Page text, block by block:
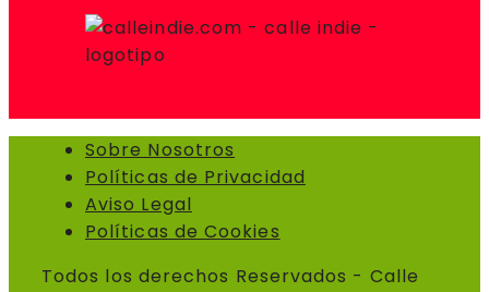
Sobre Nosotros
Políticas de Privacidad
Aviso Legal
Políticas de Cookies
Todos los derechos Reservados - Calle